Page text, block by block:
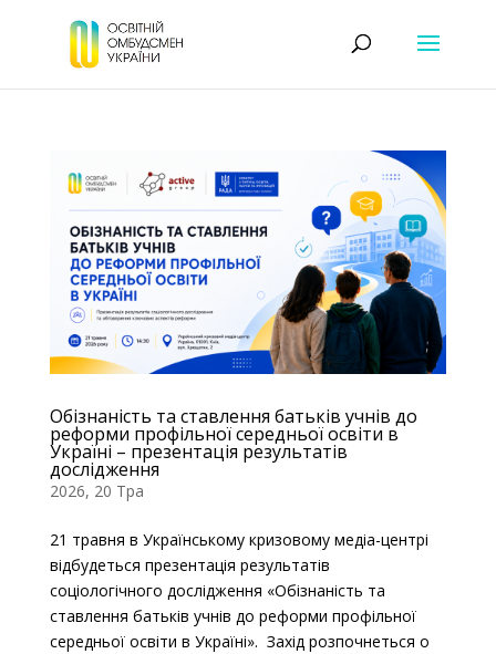
Обізнаність та ставлення батьків учнів до
реформи профільної середньої освіти в
Україні – презентація результатів
дослідження
2026, 20 Тра
21 травня в Українському кризовому медіа-центрі
відбудеться презентація результатів
соціологічного дослідження «Обізнаність та
ставлення батьків учнів до реформи профільної
середньої освіти в Україні». Захід розпочнеться о